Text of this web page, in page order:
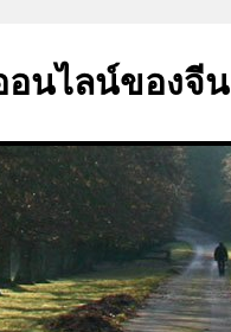
อนไลน์ของจีน